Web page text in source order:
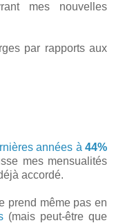
mes nouvelles
par rapports aux
années à44%
mes mensualités
accordé.
prend même pas en
(mais peut-être que